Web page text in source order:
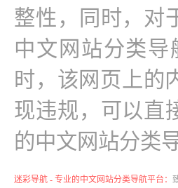
整性，同时，对
中文网站分类导
时，该网页上的
现违规，可以直
的中文网站分类
迷彩导航 - 专业的中文网站分类导航平台：